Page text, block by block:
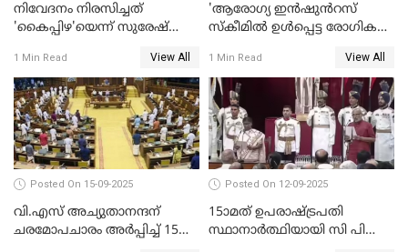
നിവേദനം നിരസിച്ചത്
'കൈപ്പിഴ'യെന്ന് സുരേഷ്
1 Min Read View All
'ആരോഗ്യ ഇൻഷുൻറസ്
സ്കീമിൽ ഉൾപ്പെട്ട രോഗികൾ
വാങ്ങി നൽകേണ്ട സാഹചര്യം
ഇല്ല'; വീണ ജോർജ് WATCH
VIDEO
1 Min Read View All
Posted On 15-09-2025
വി.എസ് അച്യുതാനന്ദന്
ചരമോപചാരം അർപ്പിച്ച് 15-ാം
Posted On 12-09-2025
15ാമത് ഉപരാഷ്ട്രപതി
സ്ഥാനാര്‍ത്ഥിയായി സി പി